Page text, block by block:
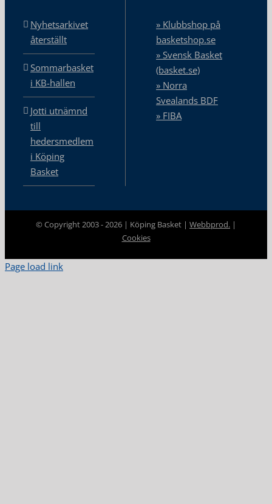
Nyhetsarkivet
återställt
Sommarbasket
i KB-hallen
Jotti utnämnd
till
hedersmedlem
i Köping
Basket
» Klubbshop på
basketshop.se
» Svensk Basket
(basket.se)
» Norra
Svealands BDF
» FIBA
© Copyright 2003 -2026 | Köping Basket | Webbprod. |
Cookies
Page load link